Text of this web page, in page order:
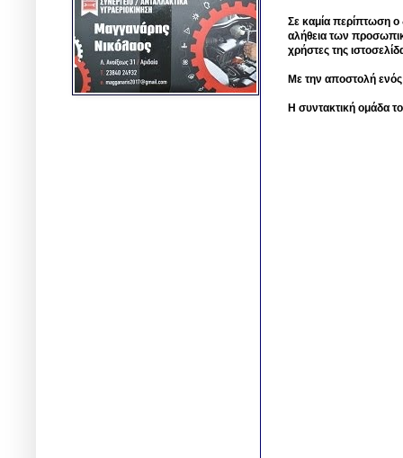
Σε καμία περίπτωση ο
αλήθεια των
χρήστες της
Με την αποστολή
Η συντακτική ομάδα